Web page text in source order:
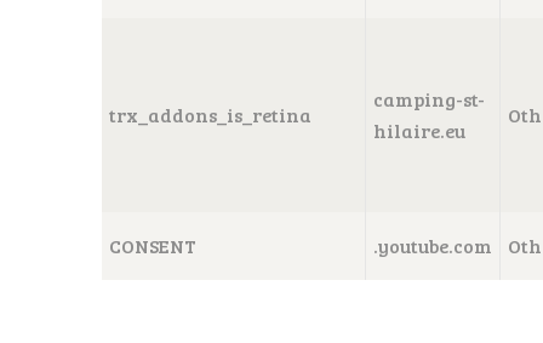
trx_addons_is_retina
camping-st-
hilaire.eu
CONSENT .youtube.com